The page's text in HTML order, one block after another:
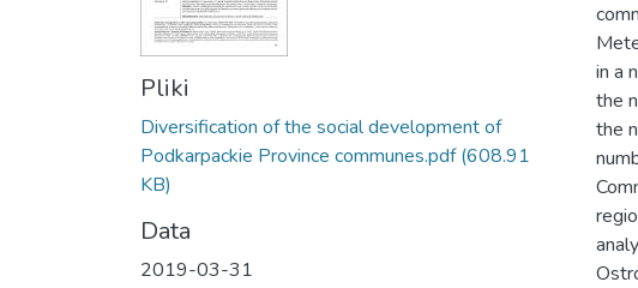
Pliki
Diversification of the social development of
Podkarpackie Province communes.pdf (608.91
KB)
Data
2019-03-31
in a
the
the